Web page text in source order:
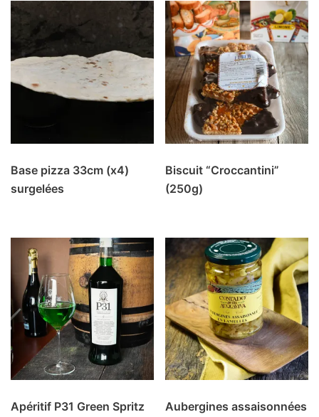
Base pizza 33cm (x4)
surgelées
Biscuit “Croccantini”
(250g)
Apéritif P31 Green Spritz
Aubergines assaisonnées